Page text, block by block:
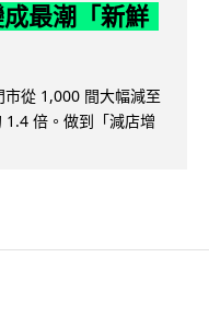
最潮「新鮮
市從 1,000 間大幅減至
倍。做到「減店增